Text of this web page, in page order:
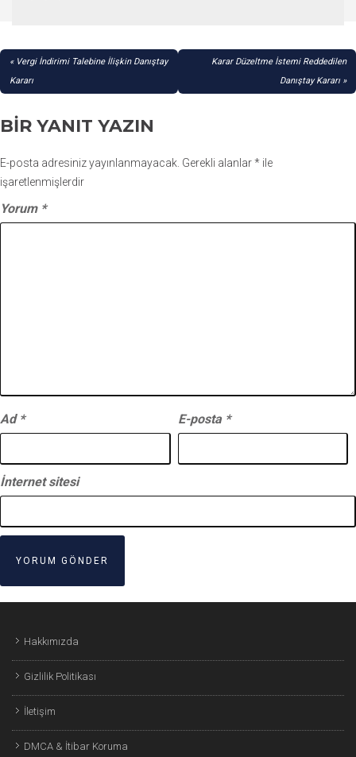
YAZI
GEZINMESI
Vergi İndirimi Talebine İlişkin Danıştay
Kararı
Karar Düzeltme İstemi Reddedilen
Danıştay Kararı
BIR YANIT YAZIN
E-posta adresiniz yayınlanmayacak. Gerekli alanlar* ile
işaretlenmişlerdir
Yorum *
Ad * E-posta *
İnternet sitesi
Hakkımızda
Gizlilik Politikası
İletişim
DMCA & İtibar Koruma